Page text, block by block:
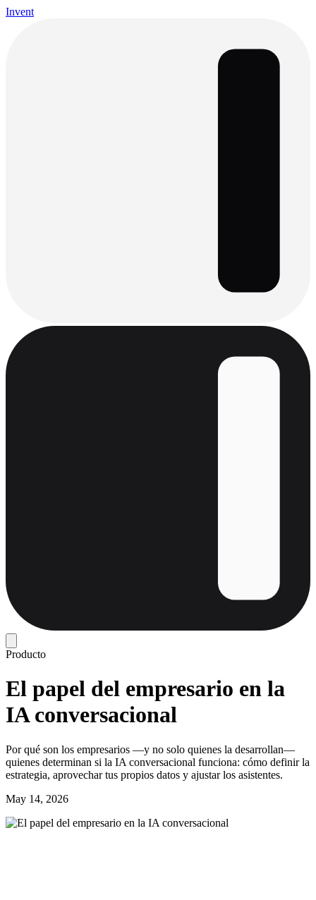
Invent
Producto
El papel del empresario en la
IA conversacional
Por qué son los empresarios —y no solo quienes la desarrollan—
quienes determinan si la IA conversacional funciona: cómo definir la
estrategia, aprovechar tus propios datos y ajustar los asistentes.
May 14, 2026